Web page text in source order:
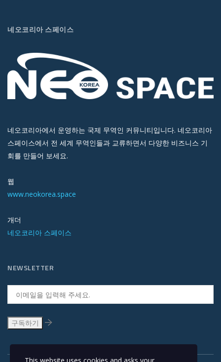
네오코리아 스페이스
네오코리아에서 운영하는 국제 무역인 커뮤니티입니다. 네오코리아
스페이스에서 전 세계 무역인들과 교류하면서 다양한 비즈니스 기
회를 만들어 보세요.
웹
www.neokorea.space
개더
네오코리아 스페이스
NEWSLETTER